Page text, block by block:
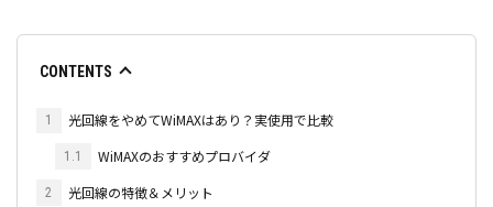
CONTENTS
1 光回線をやめてWiMAXはあり？実使用で比較
1.1 WiMAXのおすすめプロバイダ
2 光回線の特徴＆メリット